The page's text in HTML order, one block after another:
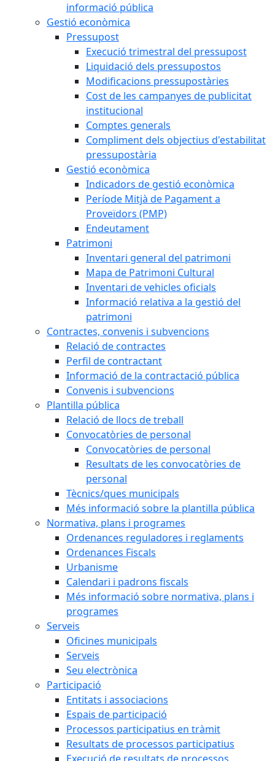
informació pública
Gestió econòmica
Pressupost
Execució trimestral del pressupost
Liquidació dels pressupostos
Modificacions pressupostàries
Cost de les campanyes de publicitat
institucional
Comptes generals
Compliment dels objectius d'estabilitat
pressupostària
Gestió econòmica
Indicadors de gestió econòmica
Període Mitjà de Pagament a
Proveïdors (PMP)
Endeutament
Patrimoni
Inventari general del patrimoni
Mapa de Patrimoni Cultural
Inventari de vehicles oficials
Informació relativa a la gestió del
patrimoni
Contractes, convenis i subvencions
Relació de contractes
Perfil de contractant
Informació de la contractació pública
Convenis i subvencions
Plantilla pública
Relació de llocs de treball
Convocatòries de personal
Convocatòries de personal
Resultats de les convocatòries de
personal
Tècnics/ques municipals
Més informació sobre la plantilla pública
Normativa, plans i programes
Ordenances reguladores i reglaments
Ordenances Fiscals
Urbanisme
Calendari i padrons fiscals
Més informació sobre normativa, plans i
programes
Serveis
Oficines municipals
Serveis
Seu electrònica
Participació
Entitats i associacions
Espais de participació
Processos participatius en tràmit
Resultats de processos participatius